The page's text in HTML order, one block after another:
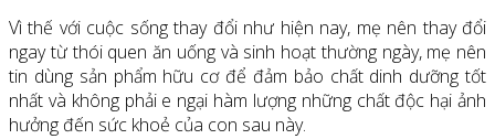
Vì thế với cuộc sống thay đổi như hiện nay, mẹ nên thay đổi
ngay từ thói quen ăn uống và sinh hoạt thường ngày, mẹ nên
tin dùng sản phẩm hữu cơ để đảm bảo chất dinh dưỡng tốt
nhất và không phải e ngại hàm lượng những chất độc hại ảnh
hưởng đến sức khoẻ của con sau này.